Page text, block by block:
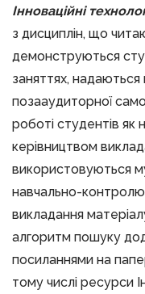
Інноваційні
з дисциплін, що
демонструються
заняттях,
позааудиторної
роботі студентів як
керівництвом
використовуються
навчально-
викладання
алгоритм пошуку
посиланнями на
тому числі ресурси